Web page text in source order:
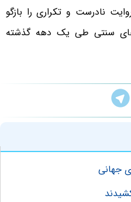
نادرست و تکراری را بازگو
سنتی طی یک دهه گذشته
جهانی